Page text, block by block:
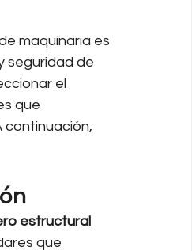
maquinaria es
seguridad de
el
que
continuación,
estructural
que